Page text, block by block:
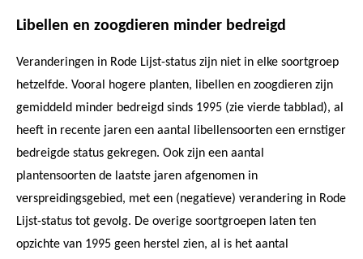
Libellen en zoogdieren minder bedreigd
Veranderingen in Rode Lijst-status zijn niet in elke soortgroep
hetzelfde. Vooral hogere planten, libellen en zoogdieren zijn
gemiddeld minder bedreigd sinds 1995 (zie vierde tabblad), al
heeft in recente jaren een aantal libellensoorten een ernstiger
bedreigde status gekregen. Ook zijn een aantal
plantensoorten de laatste jaren afgenomen in
verspreidingsgebied, met een (negatieve) verandering in Rode
Lijst-status tot gevolg. De overige soortgroepen laten ten
opzichte van 1995 geen herstel zien, al is het aantal